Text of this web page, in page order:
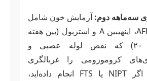
سه‌ماهه دوم: آزمایش خون شامل
AFP، hCG، اینهیبین A و استریول (بین هفته
۱۵ تا ۲۰) که نقص لوله عصبی و
کروموزومی را غربالگری
می‌کند. اگر NIPT یا FTS انجام داده‌اید،